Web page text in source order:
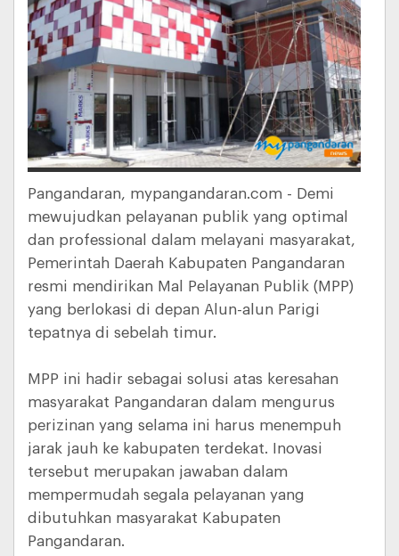
Pangandaran, mypangandaran.com - Demi
mewujudkan pelayanan publik yang optimal
dan professional dalam melayani masyarakat,
Pemerintah Daerah Kabupaten Pangandaran
resmi mendirikan Mal Pelayanan Publik (MPP)
yang berlokasi di depan Alun-alun Parigi
tepatnya di sebelah timur.
MPP ini hadir sebagai solusi atas keresahan
masyarakat Pangandaran dalam mengurus
perizinan yang selama ini harus menempuh
jarak jauh ke kabupaten terdekat. Inovasi
tersebut merupakan jawaban dalam
mempermudah segala pelayanan yang
dibutuhkan masyarakat Kabupaten
Pangandaran.